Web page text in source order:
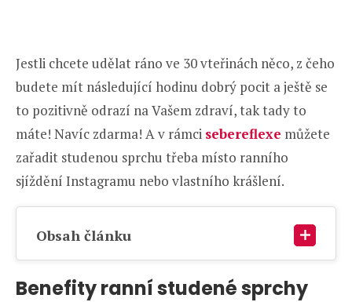
Jestli chcete udělat ráno ve 30 vteřinách něco, z čeho
budete mít následující hodinu dobrý pocit a ještě se
to pozitivně odrazí na Vašem zdraví, tak tady to
máte! Navíc zdarma! A v rámci sebereflexe můžete
zařadit studenou sprchu třeba místo ranního
sjíždění Instagramu nebo vlastního krášlení.
Obsah článku
Benefity ranní studené sprchy